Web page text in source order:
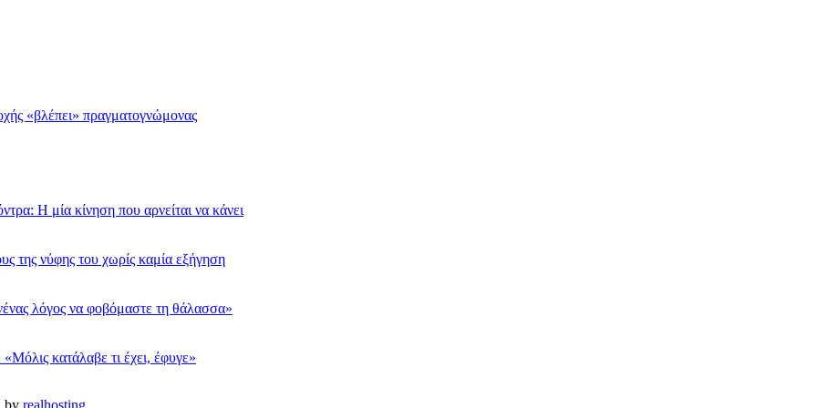
«βλέπει» πραγματογνώμονας
Η μία κίνηση που αρνείται να κάνει
της νύφης του χωρίς καμία εξήγηση
λόγος να φοβόμαστε τη θάλασσα»
κατάλαβε τι έχει, έφυγε»
by realhosting